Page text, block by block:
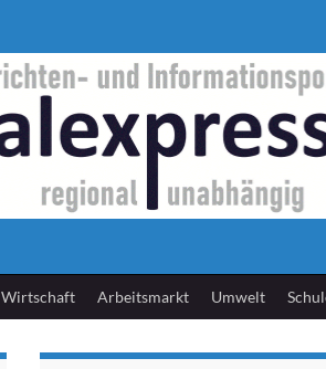
Wirtschaft Arbeitsmarkt Umwelt